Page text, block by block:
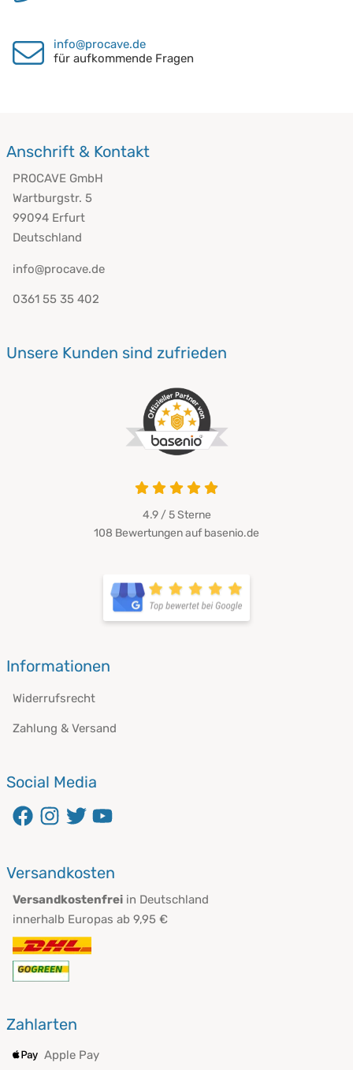
info@procave.de
für aufkommende Fragen
Anschrift & Kontakt
PROCAVE GmbH
Wartburgstr. 5
99094 Erfurt
Deutschland
info@procave.de
0361 55 35 402
Unsere Kunden sind zufrieden
4.9 / 5Sterne
108 Bewertungen auf basenio.de
Informationen
Widerrufsrecht
Zahlung & Versand
Social Media
Versandkosten
Versandkostenfrei in Deutschland
innerhalb Europas ab 9,95 €
Zahlarten
Apple Pay